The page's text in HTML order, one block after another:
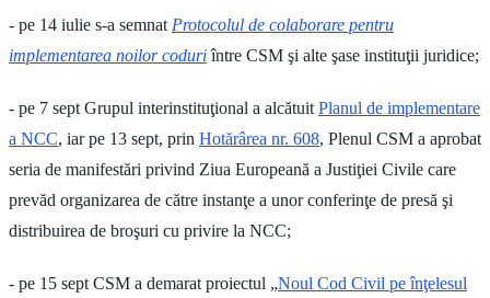
- pe 14 iulie s-a semnat Protocolul de colaborare pentru
implementarea noilor coduriîntre CSM şi alte şase instituţii juridice;
- pe 7 sept Grupul interinstituţional a alcătuit Planul de implementare
a NCC, iar pe 13 sept, prin Hotărârea nr. 608, Plenul CSM a aprobat
seria de manifestări privind Ziua Europeană a Justiţiei Civile care
prevăd organizarea de către instanţe a unor conferinţe de presă şi
distribuirea de broşuri cu privire la NCC;
- pe 15 sept CSM a demarat proiectul „Noul Cod Civil pe înţelesul